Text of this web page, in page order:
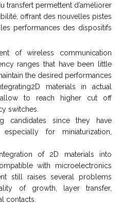
transfert permettent d’améliorer
offrant des nouvelles pistes
performances des dispositifs
of wireless communication
ranges that have been little
the desired performances
materials in actual
to reach higher cut off
switches.
candidates since they have
for miniaturization,
of 2D materials into
with microelectronics
still raises several problems
of growth, layer transfer,
contacts.